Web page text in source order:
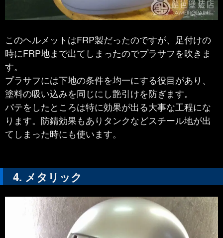
このヘルメットはFRP製だったのですが、足付けの
時にFRP地まで出てしまったのでプラサフを吹きま
す。
プラサフには下地の条件を均一にする役目があり、
塗料の吸い込みを同じにし艶引けを防ぎます。
パテをしたところは特に効果が出る大事な工程にな
ります。防錆効果もありタンクなどスチール地が出
てしまった時にも使います。
メタリック